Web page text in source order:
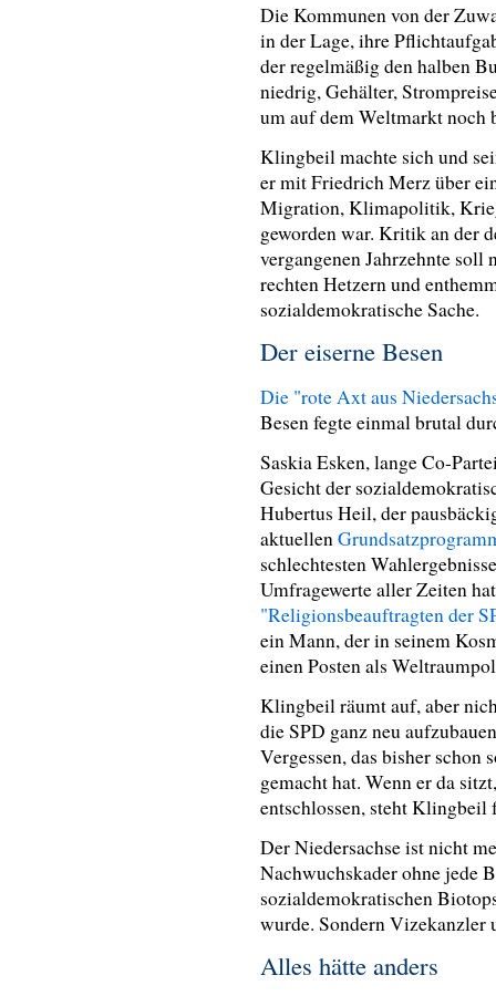
Die Kommunen von der
in der Lage, ihre
der regelmäßig den halben
niedrig, Gehälter,
um auf dem Weltmarkt noch
Klingbeil machte sich und
er mit Friedrich Merz über
Migration, Klimapolitik,
geworden war. Kritik an der
vergangenen Jahrzehnte
rechten Hetzern und
sozialdemokratische Sache.
Der eiserne Besen
Die "rote Axt aus
Besen fegte einmal brutal
Saskia Esken, lange Co-
Gesicht der
Hubertus Heil, der
aktuellen
schlechtesten
Umfragewerte aller Zeiten
"Religionsbeauftragten der
ein Mann, der in seinem
einen Posten als
Klingbeil räumt auf, aber
die SPD ganz neu
Vergessen, das bisher
gemacht hat. Wenn er da
entschlossen, steht
Der Niedersachse ist nicht
Nachwuchskader ohne jede
sozialdemokratischen
wurde. Sondern Vizekanzler
Alles hätte anders